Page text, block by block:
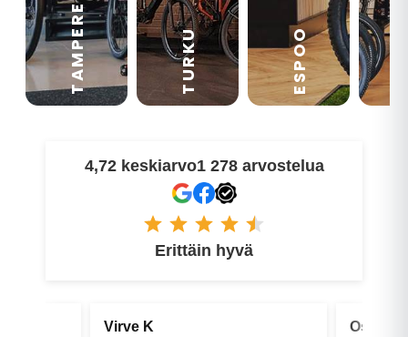
TAMPERE TURKU ESPOO
4,72 keskiarvo1 278 arvostelua
Erittäin hyvä
Oskari E Petri V